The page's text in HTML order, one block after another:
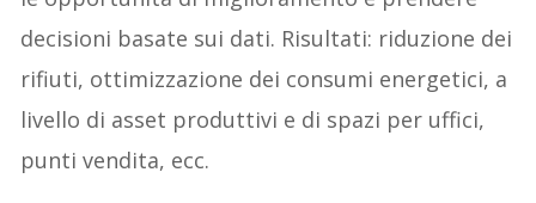
decisioni basate sui dati. Risultati: riduzione dei
rifiuti, ottimizzazione dei consumi energetici, a
livello di asset produttivi e di spazi per uffici,
punti vendita, ecc.